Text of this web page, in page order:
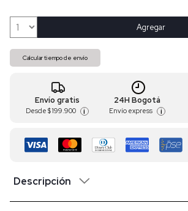
Agregar
Calcular tiempo de envío
Envío gratis
Desde $ 199.900 i
24H Bogotá
Envío express i
Descripción